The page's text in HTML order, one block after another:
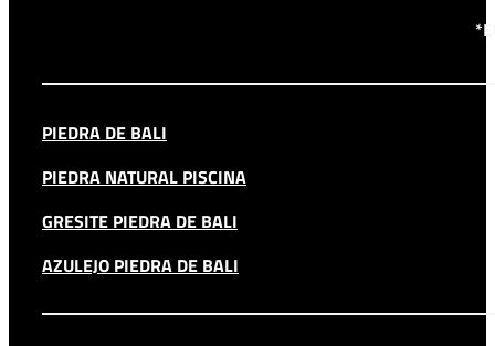
PIEDRA DE BALI
PIEDRA NATURAL PISCINA
GRESITE PIEDRA DE BALI
AZULEJO PIEDRA DE BALI